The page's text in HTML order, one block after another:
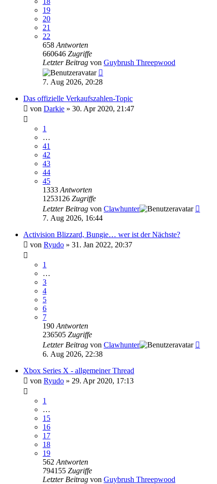
19
20
21
22
658 Antworten
660646 Zugriffe
Letzter Beitrag von Guybrush Threepwood
7. Aug 2026, 20:28
Das offizielle Verkaufszahlen-Topic
von Darkie » 30. Apr 2020, 21:47
1
…
41
42
43
44
45
1333 Antworten
1253126 Zugriffe
Letzter Beitrag von Clawhunter
7. Aug 2026, 16:44
Activision Blizzard, Bungie… wer ist der Nächste?
von Ryudo » 31. Jan 2022, 20:37
1
…
3
4
5
6
7
190 Antworten
236505 Zugriffe
Letzter Beitrag von Clawhunter
6. Aug 2026, 22:38
Xbox Series X - allgemeiner Thread
von Ryudo » 29. Apr 2020, 17:13
1
…
15
16
17
18
19
562 Antworten
794155 Zugriffe
Letzter Beitrag von Guybrush Threepwood